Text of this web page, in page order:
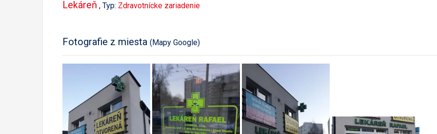
Lekáreň , Typ: Zdravotnícke zariadenie
Fotografie z miesta (Mapy Google)